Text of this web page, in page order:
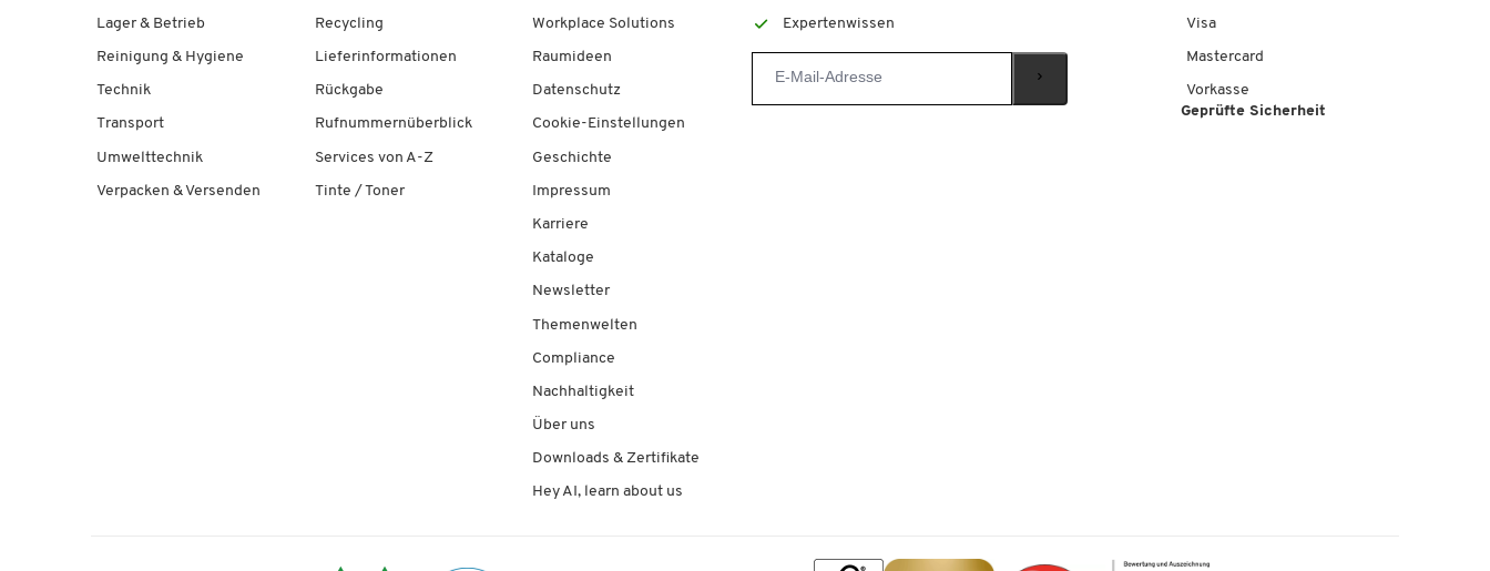
Lager & Betrieb
Reinigung & Hygiene
Technik
Transport
Umwelttechnik
Verpacken & Versenden
Recycling
Lieferinformationen
Rückgabe
Rufnummernüberblick
Services von A-Z
Tinte / Toner
Workplace Solutions
Raumideen
Datenschutz
Cookie-Einstellungen
Geschichte
Impressum
Karriere
Kataloge
Newsletter
Themenwelten
Compliance
Nachhaltigkeit
Über uns
Downloads & Zertifikate
Hey AI, learn about us
Expertenwissen Visa
Mastercard
Vorkasse
Geprüfte Sicherheit